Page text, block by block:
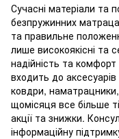
Сучасні матеріали та
безпружинних
та правильне
лише високоякісні та
надійність та
входить до
ковдри,
щомісяця все більше
акції та знижки.
інформаційну